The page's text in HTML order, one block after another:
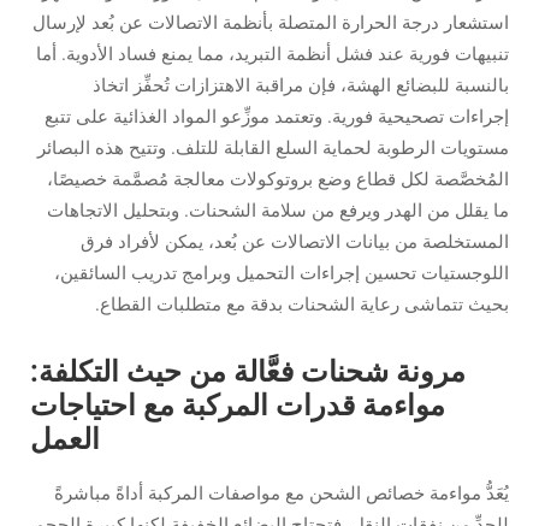
استشعار درجة الحرارة المتصلة بأنظمة الاتصالات عن بُعد لإرسال
تنبيهات فورية عند فشل أنظمة التبريد، مما يمنع فساد الأدوية. أما
بالنسبة للبضائع الهشة، فإن مراقبة الاهتزازات تُحفِّز اتخاذ
إجراءات تصحيحية فورية. وتعتمد موزِّعو المواد الغذائية على تتبع
مستويات الرطوبة لحماية السلع القابلة للتلف. وتتيح هذه البصائر
المُخصَّصة لكل قطاع وضع بروتوكولات معالجة مُصمَّمة خصيصًا،
ما يقلل من الهدر ويرفع من سلامة الشحنات. وبتحليل الاتجاهات
المستخلصة من بيانات الاتصالات عن بُعد، يمكن لأفراد فرق
اللوجستيات تحسين إجراءات التحميل وبرامج تدريب السائقين،
بحيث تتماشى رعاية الشحنات بدقة مع متطلبات القطاع.
مرونة شحنات فعَّالة من حيث التكلفة:
مواءمة قدرات المركبة مع احتياجات
العمل
يُعَدُّ مواءمة خصائص الشحن مع مواصفات المركبة أداةً مباشرةً